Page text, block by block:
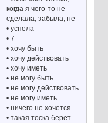
когда я чего-то не
сделала, забыла, не
• успела
• 7
• хочу быть
• хочу действовать
• хочу иметь
• не могу быть
• не могу действовать
• не могу иметь
• ничего не хочется
• такая тоска берет